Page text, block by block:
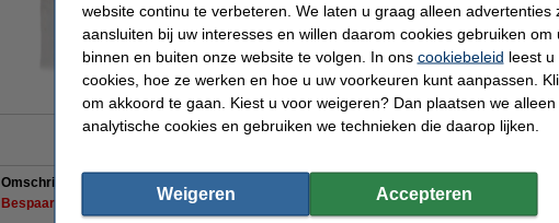
Omschrijving
Bespaar
op uw inkt (zonder kwaliteitsverlies)!
website continu te verbeteren. We laten u graag alleen advertenties
aansluiten bij uw interesses en willen daarom cookies gebruiken om
binnen en buiten onze website te volgen. In ons cookiebeleid leest u
cookies, hoe ze werken en hoe u uw voorkeuren kunt aanpassen.
om akkoord te gaan. Kiest u voor weigeren? Dan plaatsen we
analytische cookies en gebruiken we technieken die daarop lijken.
Weigeren Accepteren